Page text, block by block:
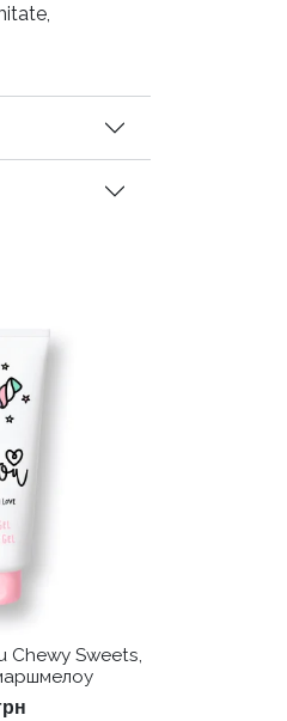
Chewy Sweets,